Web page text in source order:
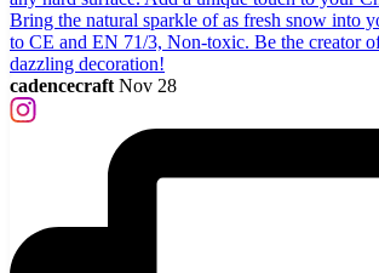
cadencecraft Nov 28